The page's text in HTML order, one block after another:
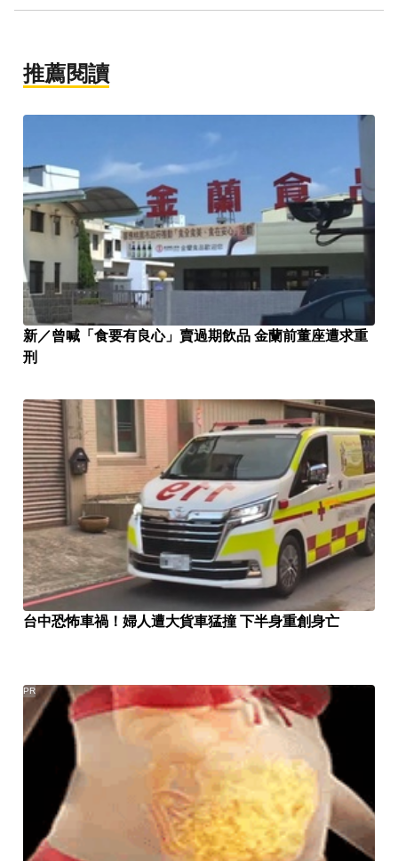
推薦閱讀
新／曾喊「食要有良心」賣過期飲品 金蘭前董座遭求重
刑
台中恐怖車禍！婦人遭大貨車猛撞 下半身重創身亡
PR